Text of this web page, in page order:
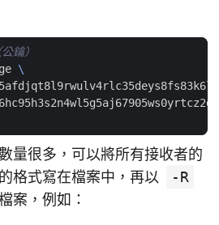
鑰）
量很多，可以將所有接收者的
格式寫在檔案中，再以
-R
案，例如：